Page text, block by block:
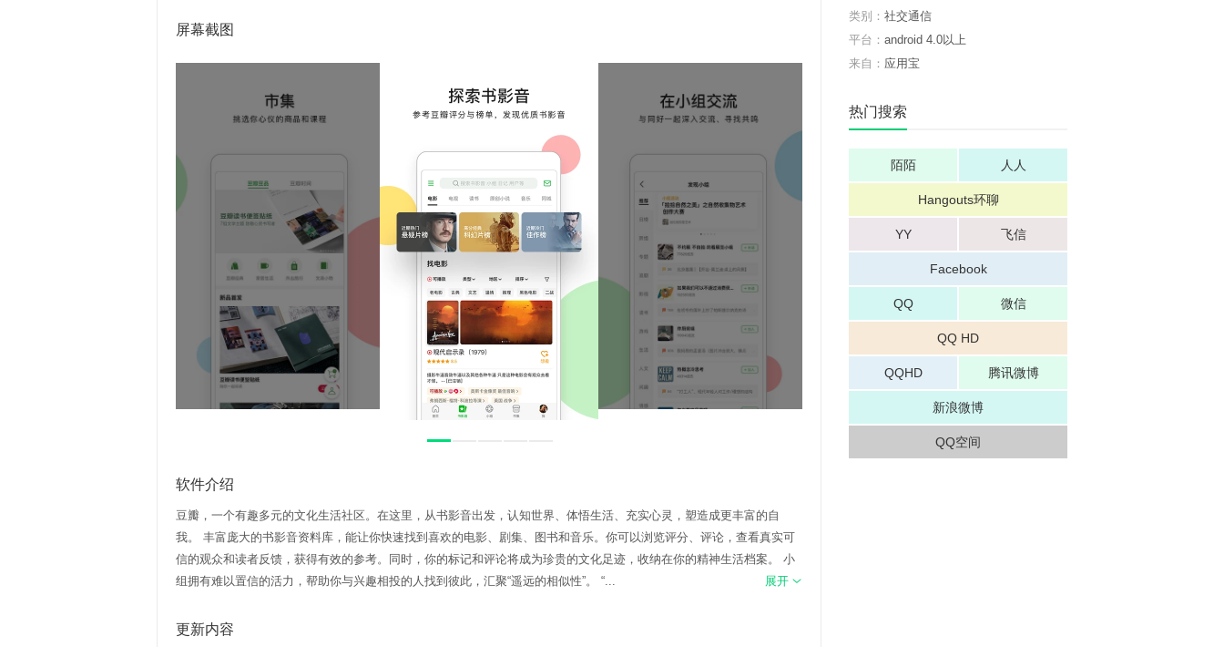
屏幕截图
软件介绍
豆瓣，一个有趣多元的文化生活社区。在这里，从书影音出发，认知世界、体悟生活、充实心灵，塑造成更丰富的自
我。 丰富庞大的书影音资料库，能让你快速找到喜欢的电影、剧集、图书和音乐。你可以浏览评分、评论，查看真实可
信的观众和读者反馈，获得有效的参考。同时，你的标记和评论将成为珍贵的文化足迹，收纳在你的精神生活档案。 小
组拥有难以置信的活力，帮助你与兴趣相投的人找到彼此，汇聚“遥远的相似性”。 “...
展开 
更新内容
类别： 社交通信
平台： android 4.0以上
来自： 应用宝
热门搜索
陌陌 人人
Hangouts环聊
YY 飞信
Facebook
QQ 微信
QQ HD
QQHD 腾讯微博
新浪微博
QQ空间